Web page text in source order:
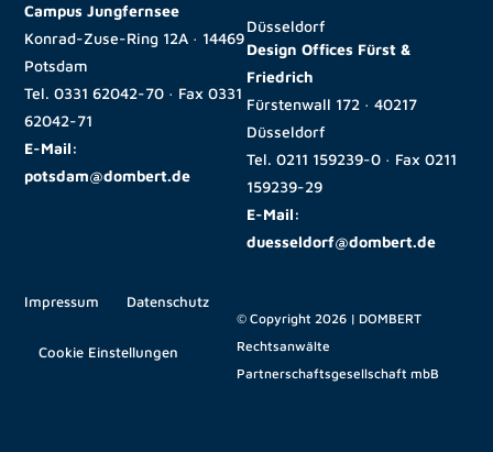
Campus Jungfernsee
Konrad-Zuse-Ring 12A · 14469
Potsdam
Tel.0331 62042-70 · Fax0331
62042-71
E-Mail:
potsdam@dombert.de
Düsseldorf
Design Offices Fürst &
Friedrich
Fürstenwall 172 · 40217
Düsseldorf
Tel. 0211 159239-0 · Fax 0211
159239-29
E-Mail:
duesseldorf@dombert.de
Impressum Datenschutz
Cookie Einstellungen
© Copyright 2026 | DOMBERT
Rechtsanwälte
Partnerschaftsgesellschaft mbB